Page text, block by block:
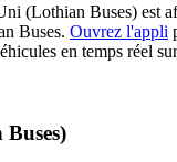
(Lothian Buses) est
Buses. Ouvrez l'appli
en temps réel